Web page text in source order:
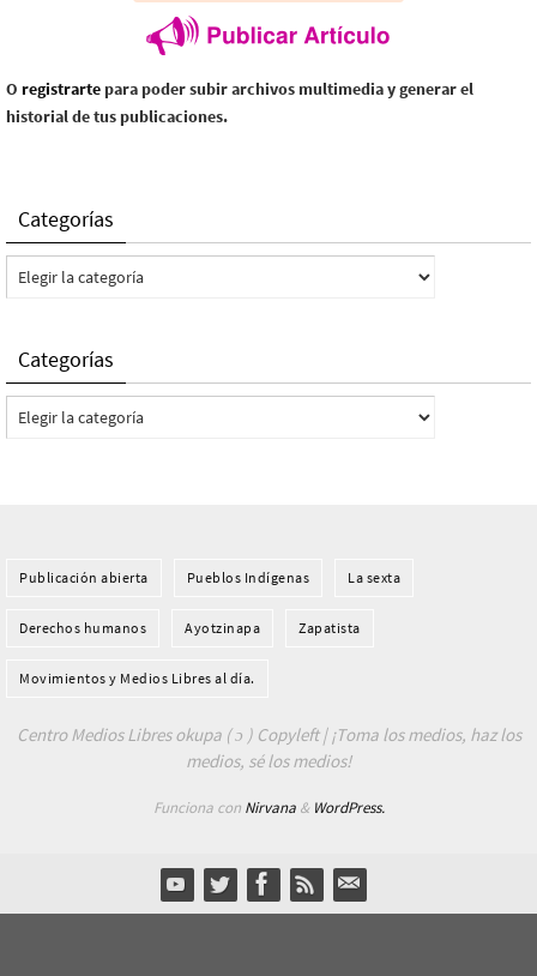
O registrarte para poder subir archivos multimedia y generar el
historial de tus publicaciones.
Categorías
Categorías
Categorías
Categorías
Publicación abierta Pueblos Indí­genas La sexta
Derechos humanos Ayotzinapa Zapatista
Movimientos y Medios Libres al día.
Centro Medios Libres okupa ( ɔ ) Copyleft | ¡Toma los medios, haz los
medios, sé los medios!
Funciona con Nirvana& WordPress.